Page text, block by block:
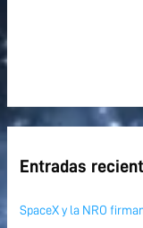
Entradas
SpaceX y la NRO